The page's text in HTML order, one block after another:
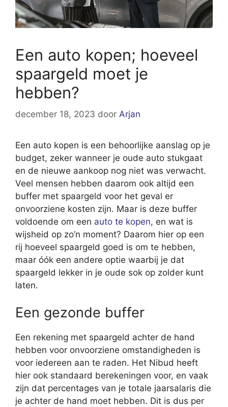
Een auto kopen; hoeveel
spaargeld moet je
hebben?
december 18, 2023 door Arjan
Een auto kopen is een behoorlijke aanslag op je
budget, zeker wanneer je oude auto stukgaat
en de nieuwe aankoop nog niet was verwacht.
Veel mensen hebben daarom ook altijd een
buffer met spaargeld voor het geval er
onvoorziene kosten zijn. Maar is deze buffer
voldoende om een auto te kopen, en wat is
wijsheid op zo’n moment? Daarom hier op een
rij hoeveel spaargeld goed is om te hebben,
maar óók een andere optie waarbij je dat
spaargeld lekker in je oude sok op zolder kunt
laten.
Een gezonde buffer
Een rekening met spaargeld achter de hand
hebben voor onvoorziene omstandigheden is
voor iedereen aan te raden. Het Nibud heeft
hier ook standaard berekeningen voor, en vaak
zijn dat percentages van je totale jaarsalaris die
je achter de hand moet hebben. Dit is dus per